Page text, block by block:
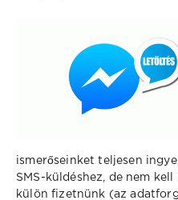
ismerőseinket teljesen
SMS-küldéshez, de nem
külön fizetnünk (az